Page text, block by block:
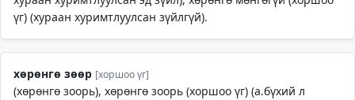
үг) (хураан хуримтлуулсан зүйлгүй).
хөрөнгө зөөр [хоршоо үг]
(хөрөнгө зоорь), хөрөнгө зоорь (хоршоо үг) (а.бүхий л